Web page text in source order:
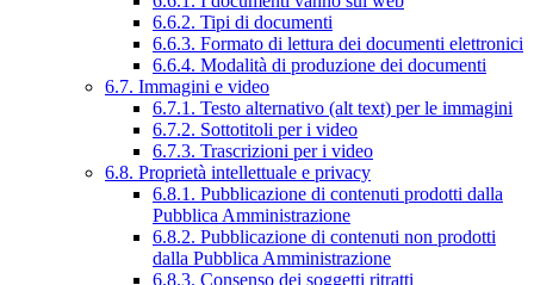
6.6.2. Tipi di documenti
6.6.3. Formato di lettura dei documenti elettronici
6.6.4. Modalità di produzione dei documenti
6.7. Immagini e video
6.7.1. Testo alternativo (alt text) per le immagini
6.7.2. Sottotitoli per i video
6.7.3. Trascrizioni per i video
6.8. Proprietà intellettuale e privacy
6.8.1. Pubblicazione di contenuti prodotti dalla
Pubblica Amministrazione
6.8.2. Pubblicazione di contenuti non prodotti
dalla Pubblica Amministrazione
6.8.3. Consenso dei soggetti ritratti